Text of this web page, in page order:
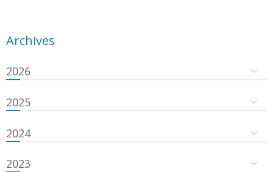
Archives
2026
2025
2024
2023